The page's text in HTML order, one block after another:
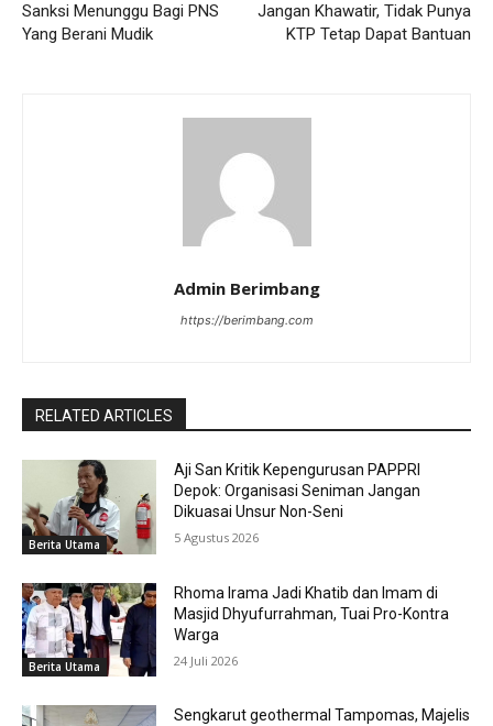
Sanksi Menunggu Bagi PNS
Yang Berani Mudik
Jangan Khawatir, Tidak Punya
KTP Tetap Dapat Bantuan
Admin Berimbang
https://berimbang.com
RELATED ARTICLES
Berita Utama
Aji San Kritik Kepengurusan PAPPRI
Depok: Organisasi Seniman Jangan
Dikuasai Unsur Non-Seni
5 Agustus 2026
Berita Utama
Rhoma Irama Jadi Khatib dan Imam di
Masjid Dhyufurrahman, Tuai Pro-Kontra
Warga
24 Juli 2026
Sengkarut geothermal Tampomas, Majelis